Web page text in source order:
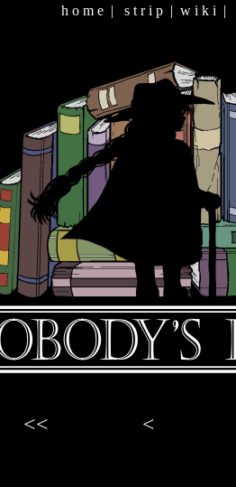
h o m e | s t r i p | w i k i |
<< <